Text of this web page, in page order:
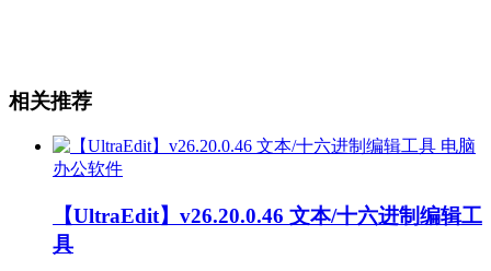
相关推荐
电脑
办公软件
【UltraEdit】v26.20.0.46 文本/十六进制编辑工
具